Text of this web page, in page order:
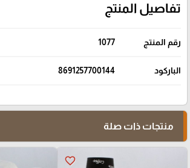
تفاصيل المنتج
رقم المنتج 1077
الباركود 8691257700144
منتجات ذات صلة
favorite_border